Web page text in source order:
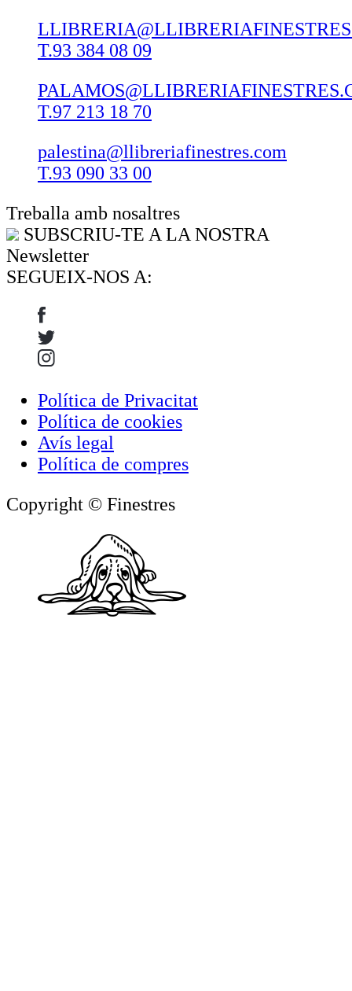
T.93 384 08 09
T.97 213 18 70
palestina@llibreriafinestres.com
T.93 090 33 00
Treballa amb nosaltres
SUBSCRIU-TE A LA NOSTRA
Newsletter
SEGUEIX-NOS A:
Política de Privacitat
Política de cookies
Avís legal
Política de compres
Copyright © Finestres